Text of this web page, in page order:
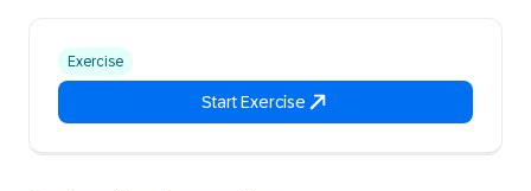
Exercise
Start Exercise